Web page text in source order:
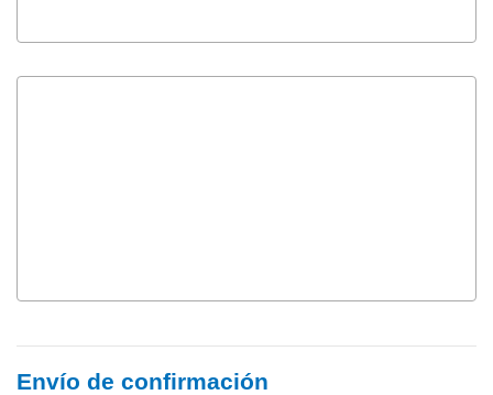
Envío de confirmación